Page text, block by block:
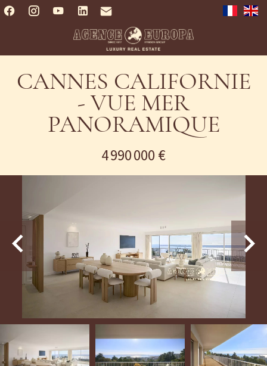
CANNES CALIFORNIE
- VUE MER
PANORAMIQUE
4 990 000 €